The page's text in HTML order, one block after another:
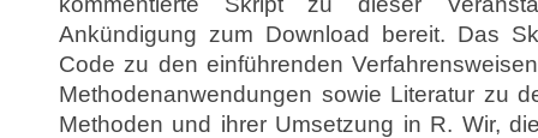
Ankündigung zum Download bereit. Das
Code zu den einführenden
Methodenanwendungen sowie Literatur zu
Methoden und ihrer Umsetzung in R. Wir,